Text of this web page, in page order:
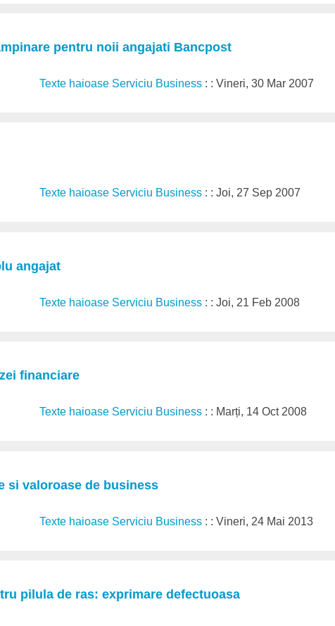
pentru noii angajati Bancpost
Texte haioase Serviciu Business : : Vineri, 30 Mar 2007
Texte haioase Serviciu Business : : Joi, 27 Sep 2007
angajat
Texte haioase Serviciu Business : : Joi, 21 Feb 2008
financiare
Texte haioase Serviciu Business : : Marți, 14 Oct 2008
si valoroase de business
Texte haioase Serviciu Business : : Vineri, 24 Mai 2013
pilula de ras: exprimare defectuoasa